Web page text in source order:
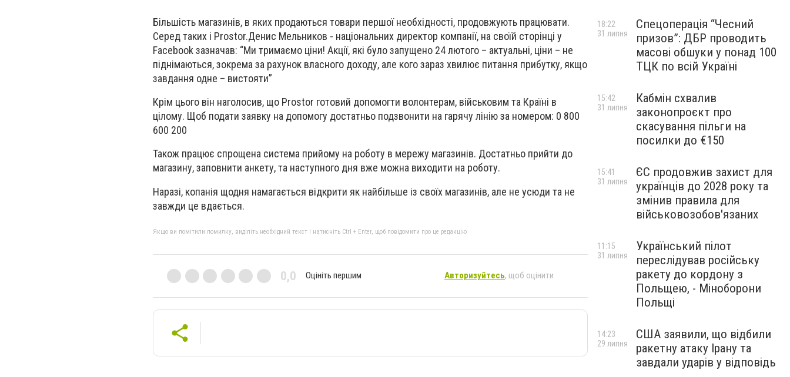
Більшість магазинів, в яких продаються товари першої необхідності, продовжують працювати.
Серед таких і Prostor.Денис Мельников - національних директор компанії, на своїй сторінці у
Facebook зазначав: “Ми тримаємо ціни! Акції, які було запущено 24 лютого – актуальні, ціни – не
піднімаються, зокрема за рахунок власного доходу, але кого зараз хвилює питання прибутку, якщо
завдання одне – вистояти”
Крім цього він наголосив, що Prostor готовий допомогти волонтерам, військовим та Країні в
цілому. Щоб подати заявку на допомогу достатньо подзвонити на гарячу лінію за номером: 0 800
600 200
Також працює спрощена система прийому на роботу в мережу магазинів. Достатньо прийти до
магазину, заповнити анкету, та наступного дня вже можна виходити на роботу.
Наразі, копанія щодня намагається відкрити як найбільше із своїх магазинів, але не усюди та не
завжди це вдається.
Якщо ви помітили помилку, виділіть необхідний текст і натисніть Ctrl + Enter, щоб повідомити про це редакцію
0,0 Оцініть першим Авторизуйтесь, щоб оцінити
Спецоперація “Чесний
призов”: ДБР проводить
масові обшуки у понад 100
ТЦК по всій Україні
18:22
31 липня
Кабмін схвалив
законопроєкт про
скасування пільги на
посилки до €150
15:42
31 липня
ЄС продовжив захист для
українців до 2028 року та
змінив правила для
військовозобов'язаних
15:41
31 липня
Український пілот
переслідував російську
ракету до кордону з
Польщею, - Міноборони
Польщі
11:15
31 липня
США заявили, що відбили
ракетну атаку Ірану та
завдали ударів у відповідь
14:23
29 липня